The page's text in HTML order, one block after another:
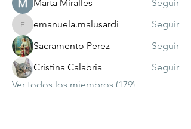
Marta Miralles
Seguir
emanuela.malusardi
emanuela.malusardi
Seguir
Sacramento Perez
Seguir
Cristina Calabria
Seguir
Ver todos los miembros (179)